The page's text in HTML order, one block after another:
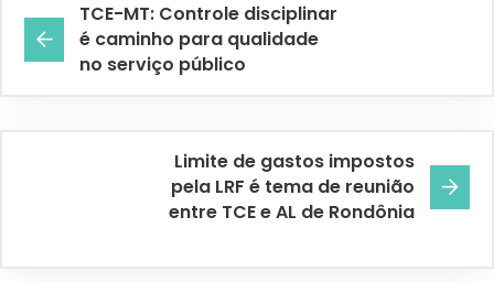
TCE-MT: Controle disciplinar
é caminho para qualidade
no serviço público
Limite de gastos impostos
pela LRF é tema de reunião
entre TCE e AL de Rondônia